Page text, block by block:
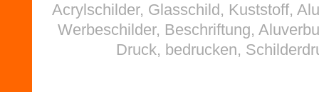
Acrylschilder, Glasschild, Kuststoff,
Werbeschilder, Beschriftung,
Druck, bedrucken,